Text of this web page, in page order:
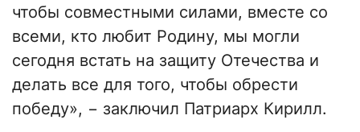
чтобы совместными силами, вместе со
всеми, кто любит Родину, мы могли
сегодня встать на защиту Отечества и
делать все для того, чтобы обрести
победу», − заключил Патриарх Кирилл.